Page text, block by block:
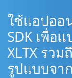
ใช้แอปออ
SDK เพื่อ
XLTX รว
รูปแบบจา